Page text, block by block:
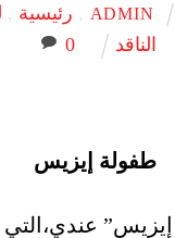
ADMIN رئيسية
الناقد
0
طفولة إيزيس